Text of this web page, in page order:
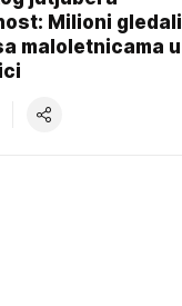
Milioni gledali
maloletnicama u